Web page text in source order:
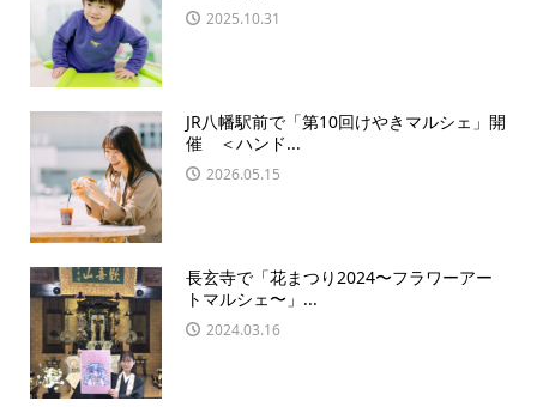
2025.10.31
JR八幡駅前で「第10回けやきマルシェ」開
催 ＜ハンド...
2026.05.15
長玄寺で「花まつり2024〜フラワーアー
トマルシェ〜」...
2024.03.16